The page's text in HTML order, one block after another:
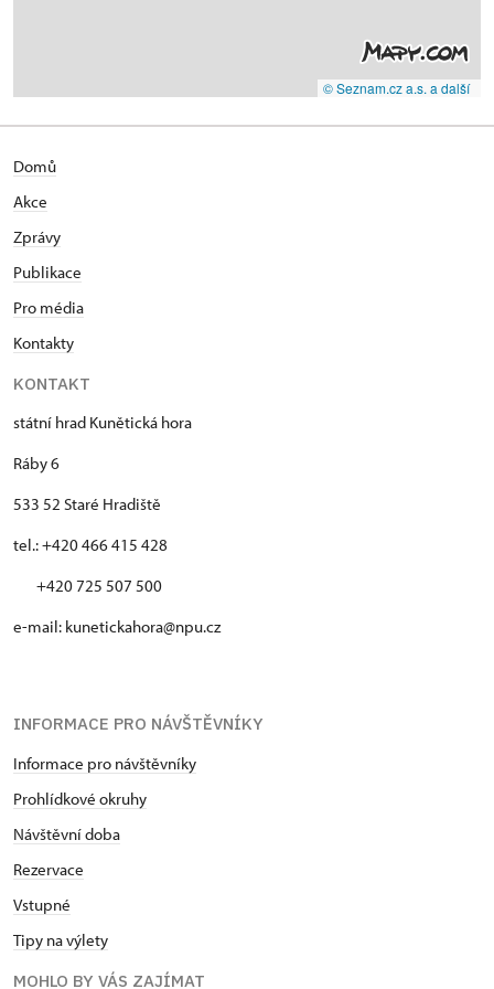
© Seznam.cz a.s. a další
Domů
Akce
Zprávy
Publikace
Pro média
Kontakty
KONTAKT
státní hrad Kunětická hora
Ráby 6
533 52 Staré Hradiště
tel.: +420 466 415 428
+420 725 507 500
e-mail: kunetickahora@npu.cz
INFORMACE PRO NÁVŠTĚVNÍKY
Informace pro návštěvníky
Prohlídkové okruhy
Návštěvní doba
Rezervace
Vstupné
Tipy na výlety
MOHLO BY VÁS ZAJÍMAT